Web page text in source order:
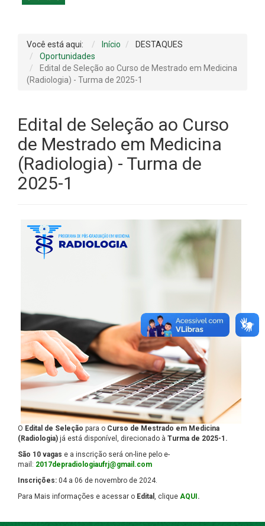
Você está aqui: Início
DESTAQUES
Oportunidades
Edital de Seleção ao Curso de Mestrado em Medicina
(Radiologia) - Turma de 2025-1
Edital de Seleção ao Curso
de Mestrado em Medicina
(Radiologia) - Turma de
2025-1
O Edital de Seleção para o Curso de Mestrado em Medicina
(Radiologia) já está disponível, direcionado à Turma de 2025-1.
São 10 vagas e a inscrição será on-line pelo e-
mail: 2017depradiologiaufrj@gmail.com
Inscrições: 04 a 06 de novembro de 2024.
Para Mais informações e acessar o Edital , clique AQUI .